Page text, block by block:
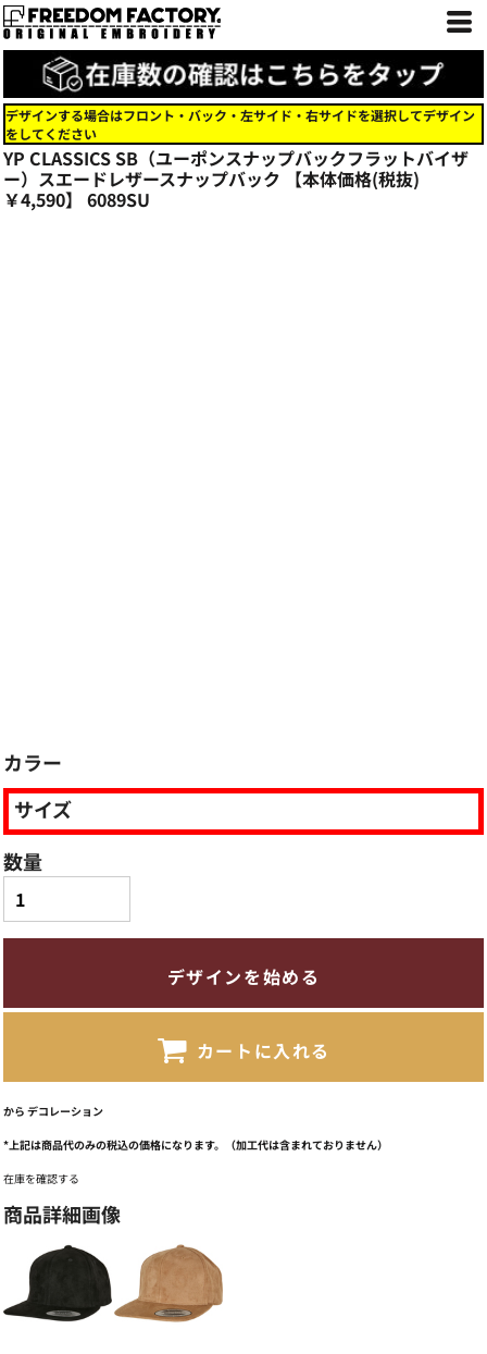
デザインする場合はフロント・バック・左サイド・右サイドを選択してデザイン
をしてください
YP CLASSICS SB（ユーポンスナップバックフラットバイザ
ー）スエードレザースナップバック 【本体価格(税抜)
￥4,590】 6089SU
カラー
サイズ
数量
デザインを始める
カートに入れる
から デコレーション
*上記は商品代のみの税込の価格になります。（加工代は含まれておりません）
在庫を確認する
商品詳細画像